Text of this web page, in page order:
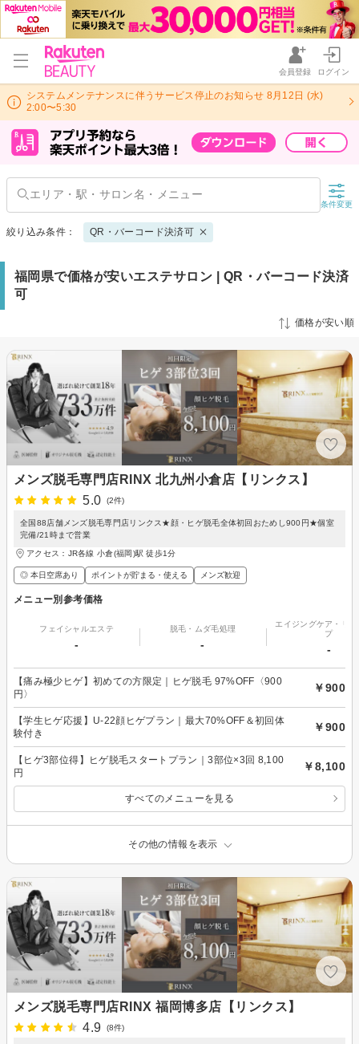
会員登録 ログイン
システムメンテナンスに伴うサービス停止のお知らせ 8月12日 (水)
2:00〜5:30
条件変更
絞り込み条件： QR・バーコード決済可
福岡県で価格が安いエステサロン | QR・バーコード決済
可
価格が安い順
メンズ脱毛専門店RINX 北九州小倉店【リンクス】
5.0
(2件)
全国88店舗メンズ脱毛専門店リンクス★顔・ヒゲ脱毛全体初回おためし900円★個室
完備/21時まで営業
アクセス：JR各線 小倉(福岡)駅 徒歩1分
◎ 本日空席あり ポイントが貯まる・使える メンズ歓迎
メニュー別参考価格
フェイシャルエステ
-
脱毛・ムダ毛処理
-
エイジングケア・リ
プ
-
【痛み極少ヒゲ】初めての方限定｜ヒゲ脱毛 97%OFF〈900
円〉
￥900
【学生ヒゲ応援】U-22顔ヒゲプラン｜最大70%OFF＆初回体
験付き
￥900
【ヒゲ3部位得】ヒゲ脱毛スタートプラン｜3部位×3回 8,100
円
￥8,100
すべてのメニューを見る
その他の情報を表示
メンズ脱毛専門店RINX 福岡博多店【リンクス】
4.9
(8件)